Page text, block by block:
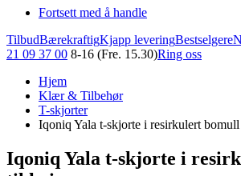
Fortsett med å handle
TilbudBærekraftigKjapp leveringBestselgere
21 09 37 00 8-16 (Fre. 15.30)Ring oss
Hjem
Klær & Tilbehør
T-skjorter
Iqoniq Yala t-skjorte i resirkulert
Iqoniq Yala t-skjorte i